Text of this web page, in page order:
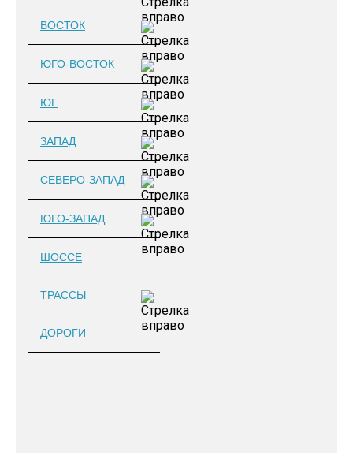
ВОСТОК
ЮГО-ВОСТОК
ЮГ
ЗАПАД
СЕВЕРО-ЗАПАД
ЮГО-ЗАПАД
ШОССЕ
ТРАССЫ
ДОРОГИ